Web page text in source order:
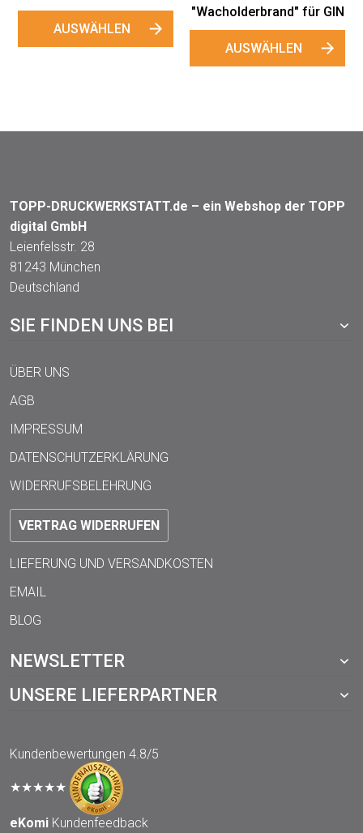
"Wacholderbrand" für GIN
AUSWÄHLEN
TOPP-DRUCKWERKSTATT.de – ein Webshop der TOPP
digital GmbH
Leienfelsstr. 28
81243 München
Deutschland
SIE FINDEN UNS BEI
ÜBER UNS
AGB
IMPRESSUM
DATENSCHUTZERKLÄRUNG
WIDERRUFSBELEHRUNG
VERTRAG WIDERRUFEN
LIEFERUNG UND VERSANDKOSTEN
EMAIL
BLOG
NEWSLETTER
UNSERE LIEFERPARTNER
Kundenbewertungen 4.8/5
★★★★★
eKomi Kundenfeedback